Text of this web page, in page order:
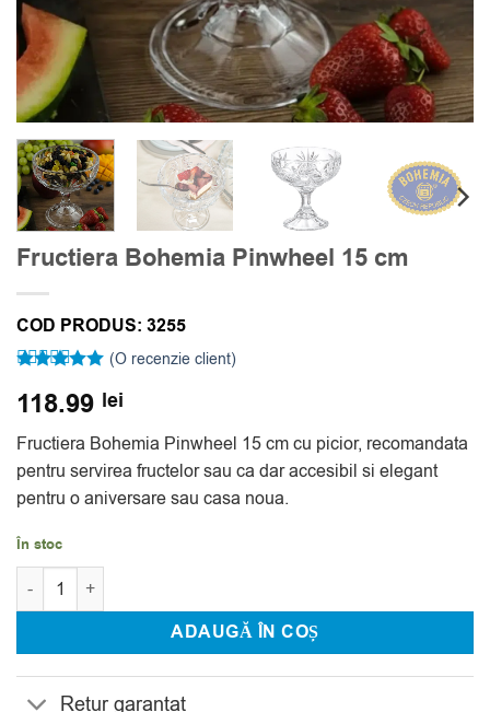
Fructiera Bohemia Pinwheel 15 cm
COD PRODUS: 3255
5 din 5 pe
singure
(O recenzie client)
118.99 lei
Fructiera Bohemia Pinwheel 15 cm cu picior, recomandata
pentru servirea fructelor sau ca dar accesibil si elegant
pentru o aniversare sau casa noua.
În stoc
Cantitate Fructiera Bohemia Pinwheel 15 cm
ADAUGĂ ÎN COȘ
Retur garantat